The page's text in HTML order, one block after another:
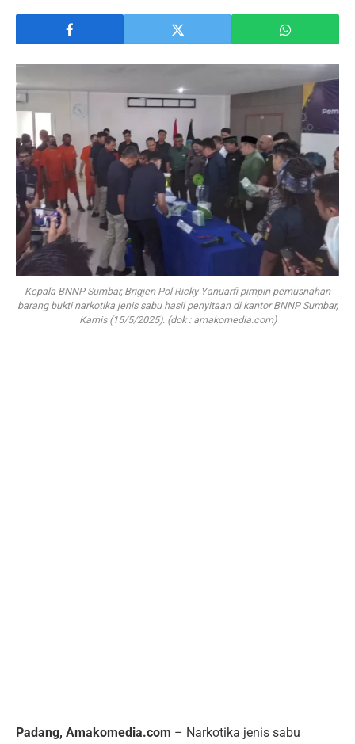
Kepala BNNP Sumbar, Brigjen Pol Ricky Yanuarfi pimpin pemusnahan
barang bukti narkotika jenis sabu hasil penyitaan di kantor BNNP Sumbar,
Kamis (15/5/2025). (dok : amakomedia.com)
Padang, Amakomedia.com – Narkotika jenis sabu